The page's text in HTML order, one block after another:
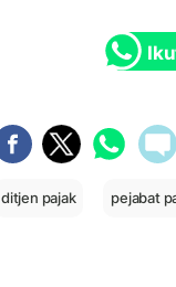
ditjen pajak pejabat